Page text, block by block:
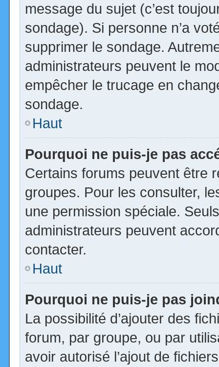
message du sujet (c’est
sondage). Si personne n’a
supprimer le sondage.
administrateurs peuvent le
empêcher le trucage en
sondage.
Haut
Pourquoi ne puis-je pas
Certains forums peuvent être
groupes. Pour les consulter,
une permission spéciale.
administrateurs peuvent
contacter.
Haut
Pourquoi ne puis-je pas
La possibilité d’ajouter des
forum, par groupe, ou par
avoir autorisé l’ajout de